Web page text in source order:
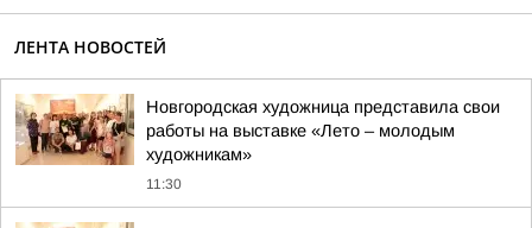
ЛЕНТА НОВОСТЕЙ
Новгородская художница представила свои
работы на выставке «Лето – молодым
художникам»
11:30